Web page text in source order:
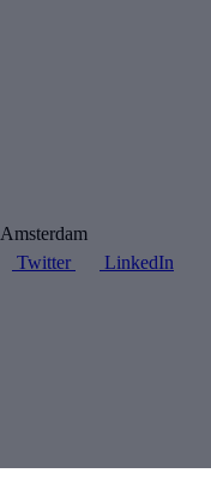
Amsterdam
Twitter LinkedIn